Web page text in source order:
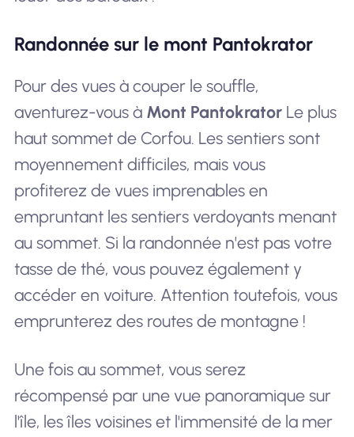
Randonnée sur le mont Pantokrator
Pour des vues à couper le souffle,
aventurez-vous à Mont PantokratorLe plus
haut sommet de Corfou. Les sentiers sont
moyennement difficiles, mais vous
profiterez de vues imprenables en
empruntant les sentiers verdoyants menant
au sommet. Si la randonnée n'est pas votre
tasse de thé, vous pouvez également y
accéder en voiture. Attention toutefois, vous
emprunterez des routes de montagne !
Une fois au sommet, vous serez
récompensé par une vue panoramique sur
l'île, les îles voisines et l'immensité de la mer